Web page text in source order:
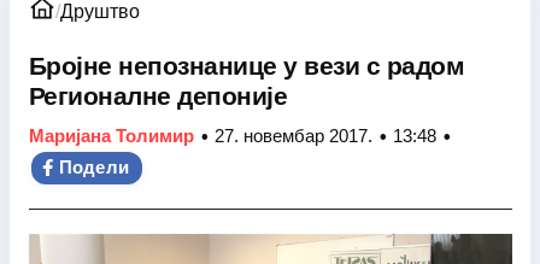
/Друштво
Бројне непознанице у вези с радом
Регионалне депоније
Маријана Толимир • 27. новембар 2017. • 13:48 •
Подели